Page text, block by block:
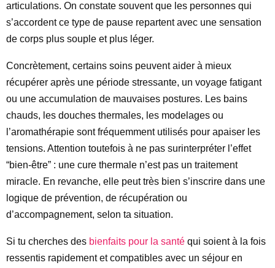
articulations. On constate souvent que les personnes qui
s’accordent ce type de pause repartent avec une sensation
de corps plus souple et plus léger.
Concrètement, certains soins peuvent aider à mieux
récupérer après une période stressante, un voyage fatigant
ou une accumulation de mauvaises postures. Les bains
chauds, les douches thermales, les modelages ou
l’aromathérapie sont fréquemment utilisés pour apaiser les
tensions. Attention toutefois à ne pas surinterpréter l’effet
“bien-être” : une cure thermale n’est pas un traitement
miracle. En revanche, elle peut très bien s’inscrire dans une
logique de prévention, de récupération ou
d’accompagnement, selon ta situation.
Si tu cherches des bienfaits pour la santé qui soient à la fois
ressentis rapidement et compatibles avec un séjour en